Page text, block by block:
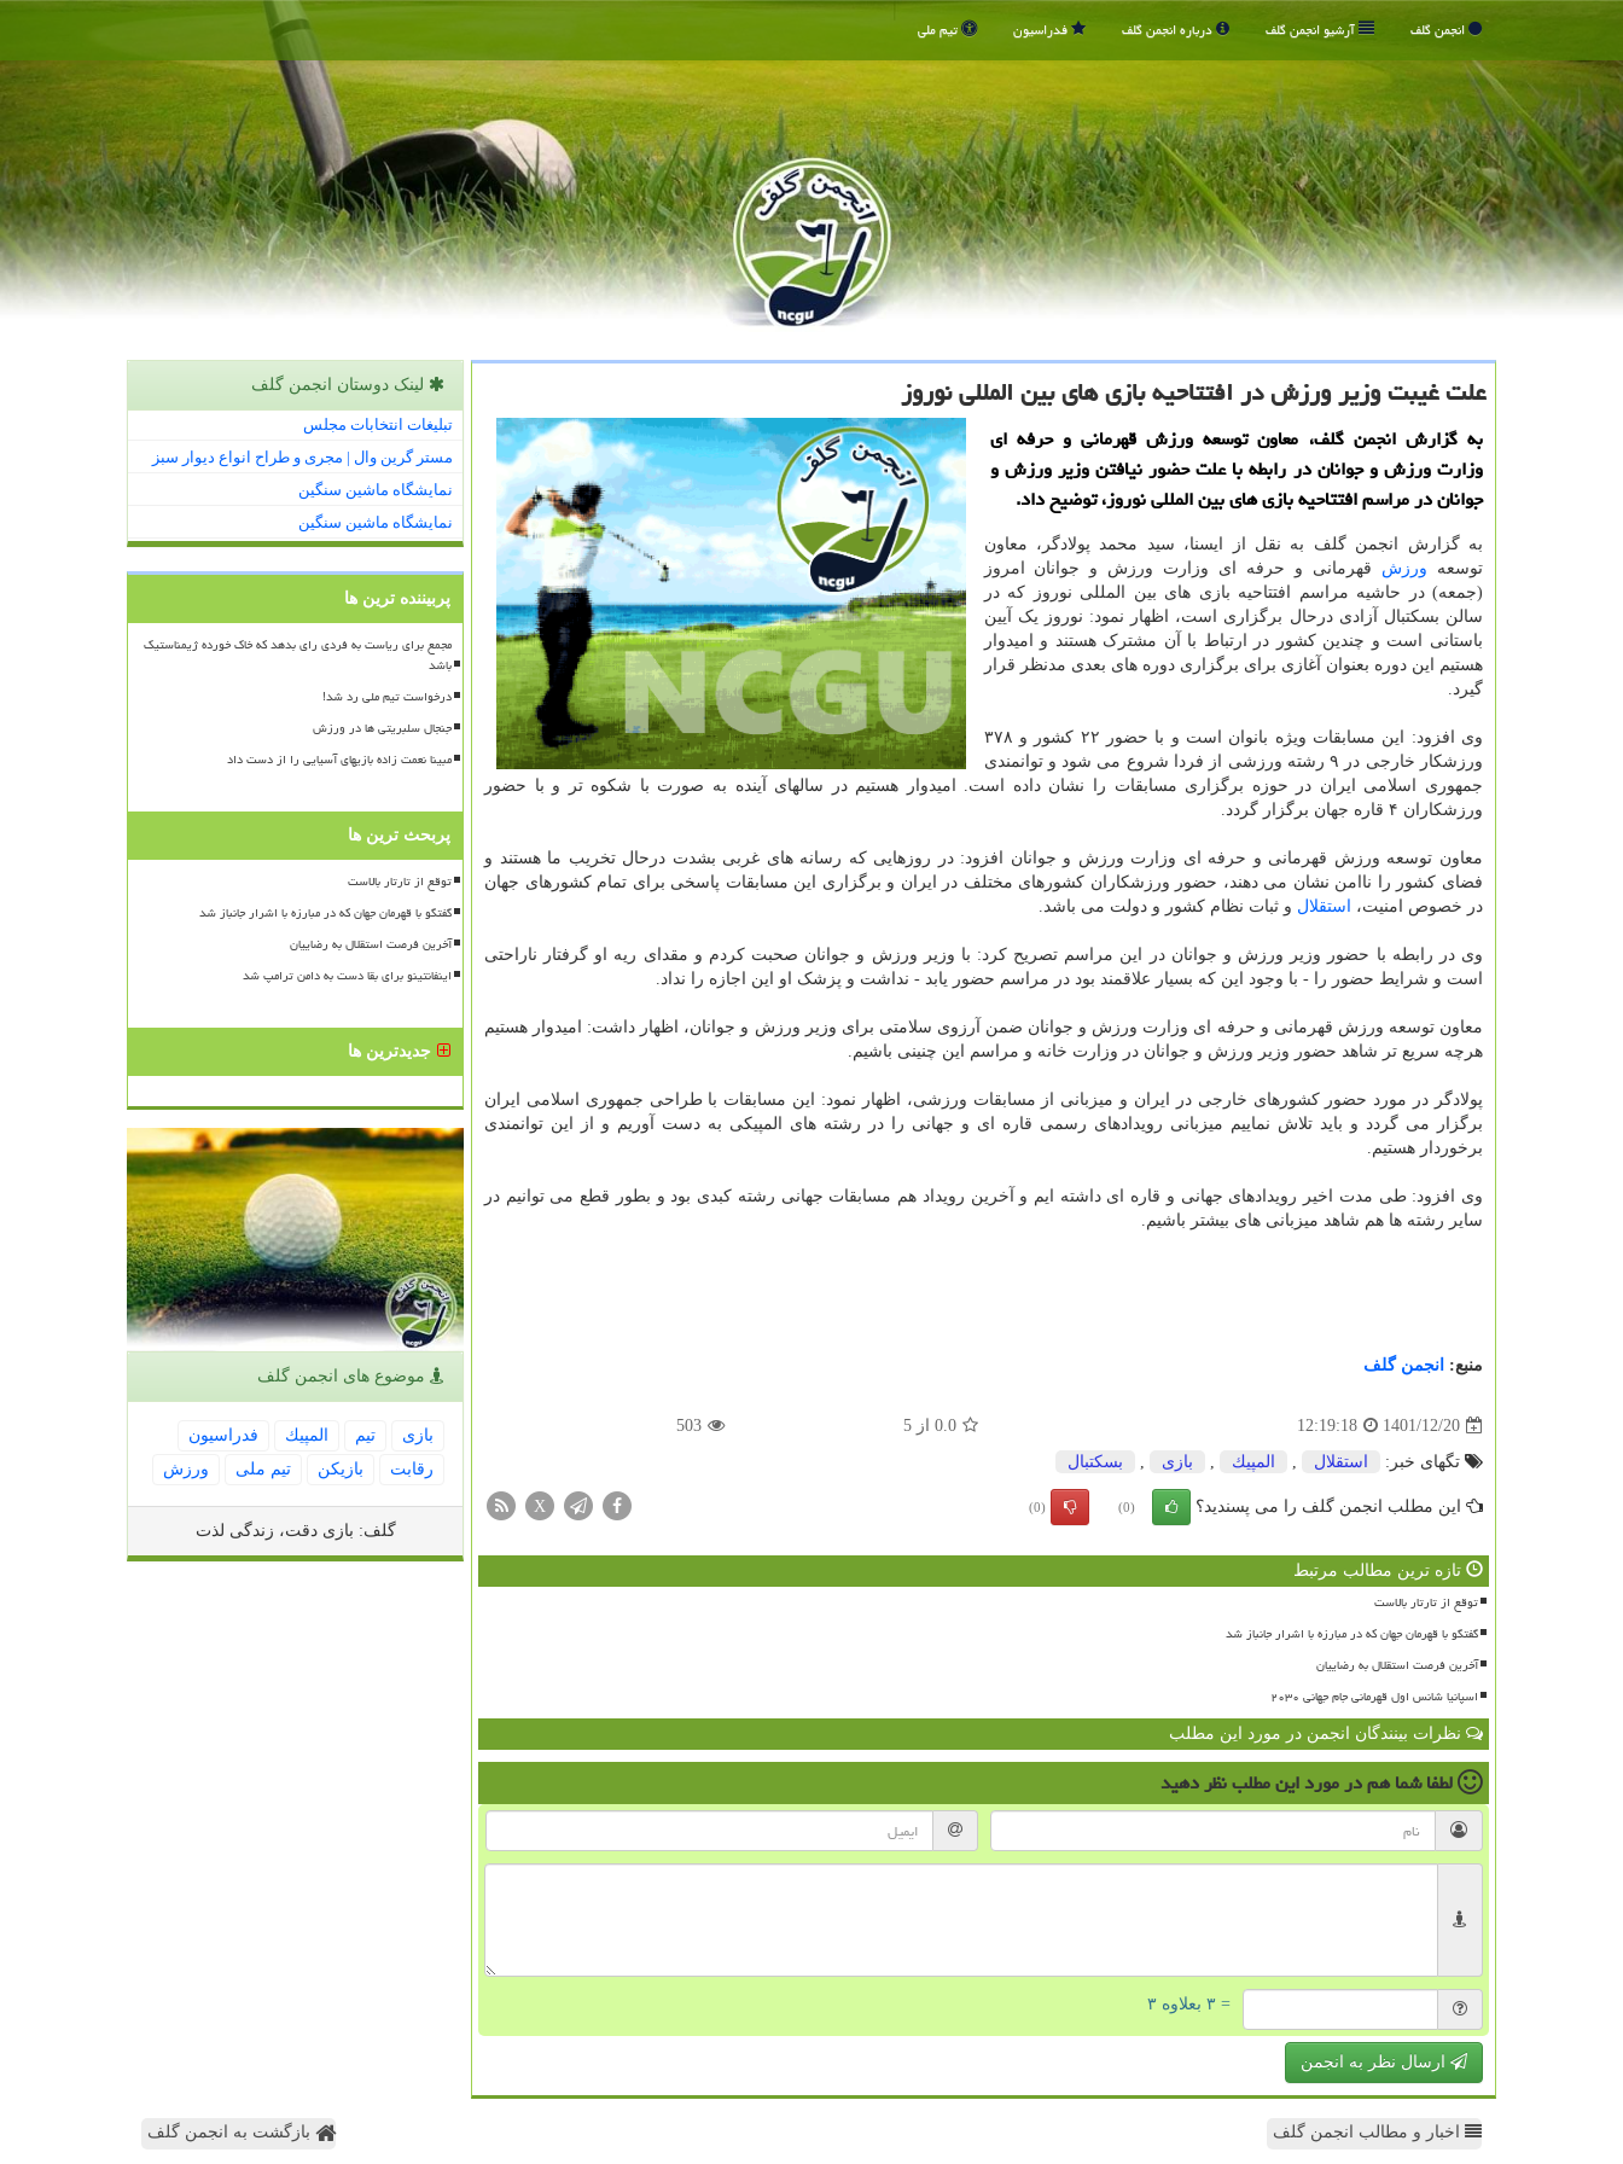
انجمن گلف آرشیو انجمن گلف درباره انجمن گلف فدراسیون تیم ملی
علت غیبت وزیر ورزش در افتتاحیه بازی های بین المللی نوروز
به گزارش انجمن گلف، معاون توسعه ورزش قهرمانی و حرفه ای
وزارت ورزش و جوانان در رابطه با علت حضور نیافتن وزیر ورزش و
جوانان در مراسم افتتاحیه بازی های بین المللی نوروز، توضیح داد.
به گزارش انجمن گلف به نقل از ایسنا، سید محمد پولادگر، معاون
توسعه ورزش قهرمانی و حرفه ای وزارت ورزش و جوانان امروز
(جمعه) در حاشیه مراسم افتتاحیه بازی های بین المللی نوروز که در
سالن بسکتبال آزادی درحال برگزاری است، اظهار نمود: نوروز یک آیین
باستانی است و چندین کشور در ارتباط با آن مشترک هستند و امیدوار
هستیم این دوره بعنوان آغازی برای برگزاری دوره های بعدی مدنظر قرار
گیرد.
وی افزود: این مسابقات ویژه بانوان است و با حضور ۲۲ کشور و ۳۷۸
ورزشکار خارجی در ۹ رشته ورزشی از فردا شروع می شود و توانمندی
جمهوری اسلامی ایران در حوزه برگزاری مسابقات را نشان داده است. امیدوار هستیم در سالهای آینده به صورت با شکوه تر و با حضور
ورزشکاران ۴ قاره جهان برگزار گردد.
معاون توسعه ورزش قهرمانی و حرفه ای وزارت ورزش و جوانان افزود: در روزهایی که رسانه های غربی بشدت درحال تخریب ما هستند و
فضای کشور را ناامن نشان می دهند، حضور ورزشکاران کشورهای مختلف در ایران و برگزاری این مسابقات پاسخی برای تمام کشورهای جهان
در خصوص امنیت، استقلال و ثبات نظام کشور و دولت می باشد.
وی در رابطه با حضور وزیر ورزش و جوانان در این مراسم تصریح کرد: با وزیر ورزش و جوانان صحبت کردم و مقدای ریه او گرفتار ناراحتی
است و شرایط حضور را - با وجود این که بسیار علاقمند بود در مراسم حضور یابد - نداشت و پزشک او این اجازه را نداد.
معاون توسعه ورزش قهرمانی و حرفه ای وزارت ورزش و جوانان ضمن آرزوی سلامتی برای وزیر ورزش و جوانان، اظهار داشت: امیدوار هستیم
هرچه سریع تر شاهد حضور وزیر ورزش و جوانان در وزارت خانه و مراسم این چنینی باشیم.
پولادگر در مورد حضور کشورهای خارجی در ایران و میزبانی از مسابقات ورزشی، اظهار نمود: این مسابقات با طراحی جمهوری اسلامی ایران
برگزار می گردد و باید تلاش نماییم میزبانی رویدادهای رسمی قاره ای و جهانی را در رشته های المپیکی به دست آوریم و از این توانمندی
برخوردار هستیم.
وی افزود: طی مدت اخیر رویدادهای جهانی و قاره ای داشته ایم و آخرین رویداد هم مسابقات جهانی رشته کبدی بود و بطور قطع می توانیم در
سایر رشته ها هم شاهد میزبانی های بیشتر باشیم.
منبع: انجمن گلف
1401/12/20
12:19:18
0.0 از5
503
تگهای خبر: استقلال , المپیك , بازی , بسكتبال
این مطلب انجمن گلف را می پسندید؟ (0)
(0)
X
تازه ترین مطالب مرتبط
توقع از تارتار بالاست
گفتگو با قهرمان جهان که در مبارزه با اشرار جانباز شد
آخرین فرصت استقلال به رضاییان
اسپانیا شانس اول قهرمانی جام جهانی ۲۰۳۰
نظرات بینندگان انجمن در مورد این مطلب
لطفا شما همدر مورد این مطلبنظر دهید
= ۳ بعلاوه ۳
ارسال نظر به انجمن
لینک دوستان انجمن گلف
تبلیغات انتخابات مجلس
مستر گرین وال | مجری و طراح انواع دیوار سبز
نمایشگاه ماشین سنگین
نمایشگاه ماشین سنگین
پربیننده ترین ها
مجمع برای ریاست به فردی رای بدهد که خاک خورده ژیمناستیک
باشد
درخواست تیم ملی رد شد!
جنجال سلبریتی ها در ورزش
مبینا نعمت زاده بازیهای آسیایی را از دست داد
پربحث ترین ها
توقع از تارتار بالاست
گفتگو با قهرمان جهان که در مبارزه با اشرار جانباز شد
آخرین فرصت استقلال به رضاییان
اینفانتینو برای بقا دست به دامن ترامپ شد
جدیدترین ها
موضوع های انجمن گلف
بازی تیم المپیك
فدراسیون
رقابت
بازیكن تیم ملی ورزش
گلف: بازی دقت، زندگی لذت
اخبار و مطالب انجمن گلف بازگشت به انجمن گلف